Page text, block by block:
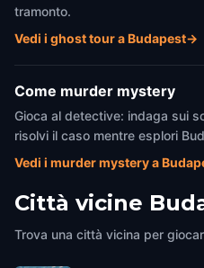
tramonto.
Vedi i ghost tour a Budapest→
Come murder mystery
Gioca al detective: indaga sui
risolvi il caso mentre esplori
Vedi i murder mystery a
Città vicine
Trova una città vicina per